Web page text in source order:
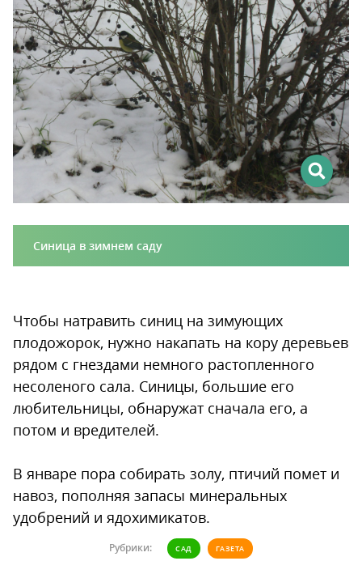
Синица в зимнем саду
Чтобы натравить синиц на зимующих
плодожорок, нужно накапать на кору деревьев
рядом с гнездами немного растопленного
несоленого сала. Синицы, большие его
любительницы, обнаружат сначала его, а
потом и вредителей.
В январе пора собирать золу, птичий помет и
навоз, пополняя запасы минеральных
удобрений и ядохимикатов.
Рубрики: САД ГАЗЕТА